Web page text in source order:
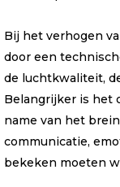
Bij het verhogen
door een
de luchtkwaliteit,
Belangrijker is het
name van het
communicatie,
bekeken moeten